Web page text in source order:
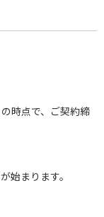
時点で、ご契約締
始まります。